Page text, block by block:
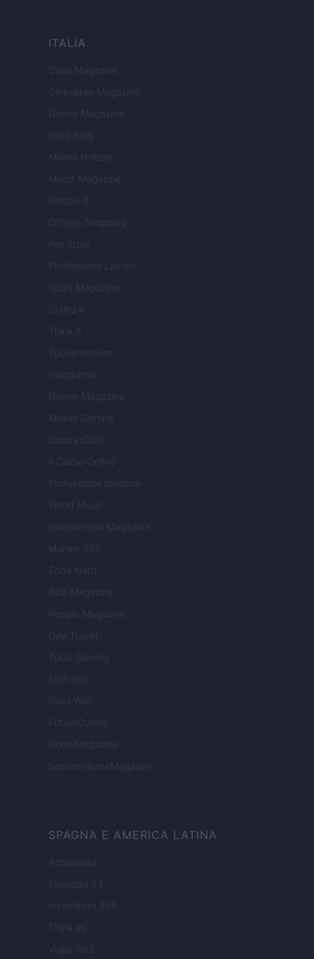
ITALIA
Casa Magazine
Cineverse Magazine
Donne Magazine
Food Blog
Milano Notizie
Motor Magazine
Notizie.it
Offerte Shopping
Pet Story
Professione Lavoro
Sport Magazine
Style24
Think.it
Tuobenessere
Viaggiamo
Nonne Magazine
Milano Cortina
Luxury Club
Il Calcio Online
Professione mamma
World Music
Investimenti Magazine
Money 365
Zona Nerd
B2B Magazine
People Magazine
Day Travel
Tutto Gaming
ESG 365
Food Wiki
FuturoDonna
HomeMagazine
SecondHomeMagazine
SPAGNA E AMERICA LATINA
Actualidad
Finanzas 24
Investindo 365
Think.es
Viajar 365